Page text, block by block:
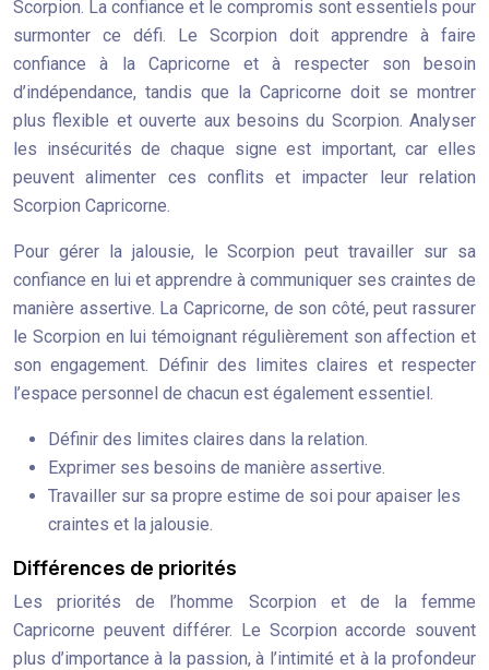
Scorpion. La confiance et le compromis sont essentiels pour
surmonter ce défi. Le Scorpion doit apprendre à faire
confiance à la Capricorne et à respecter son besoin
d’indépendance, tandis que la Capricorne doit se montrer
plus flexible et ouverte aux besoins du Scorpion. Analyser
les insécurités de chaque signe est important, car elles
peuvent alimenter ces conflits et impacter leur relation
Scorpion Capricorne.
Pour gérer la jalousie, le Scorpion peut travailler sur sa
confiance en lui et apprendre à communiquer ses craintes de
manière assertive. La Capricorne, de son côté, peut rassurer
le Scorpion en lui témoignant régulièrement son affection et
son engagement. Définir des limites claires et respecter
l’espace personnel de chacun est également essentiel.
Définir des limites claires dans la relation.
Exprimer ses besoins de manière assertive.
Travailler sur sa propre estime de soi pour apaiser les
craintes et la jalousie.
Différences de priorités
Les priorités de l’homme Scorpion et de la femme
Capricorne peuvent différer. Le Scorpion accorde souvent
plus d’importance à la passion, à l’intimité et à la profondeur